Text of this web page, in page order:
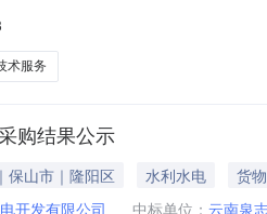
有异议，可以向采购人反馈，逾期
河水电开发有限
术服务
购结果公示
保山市｜隆阳区 水利水电
货物
开发有限公司 中标单位： 云南泉